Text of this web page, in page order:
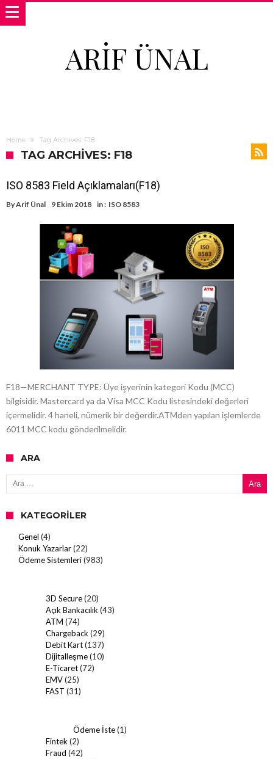
ARIF ÜNAL
Home Tag Archives: F18
TAG ARCHIVES: F18
ISO 8583 Field Açıklamaları(F18)
ByArif Ünal 9 Ekim 2018 in : ISO 8583
F18—MERCHANT TYPE: Üye işyerinin kategori Kodu (MCC)
bilgisidir. Mastercard ya da Visa MCC Kodu listesindeki değerleri
içermelidir. 4 haneli, nümerik bir değerdir.ATMden yapılan işlemlerde
6011 MCC kodu gönderilmelidir.
ARA
Arama:
KATEGORILER
Genel (4)
Konuk Yazarlar(22)
Ödeme Sistemleri(983)
3D Secure(20)
Açık Bankacılık(43)
ATM (74)
Chargeback(29)
Debit Kart(137)
Dijitalleşme(10)
E-Ticaret(72)
EMV(25)
FAST (31)
Ödeme İste(1)
Fintek(2)
Fraud (42)